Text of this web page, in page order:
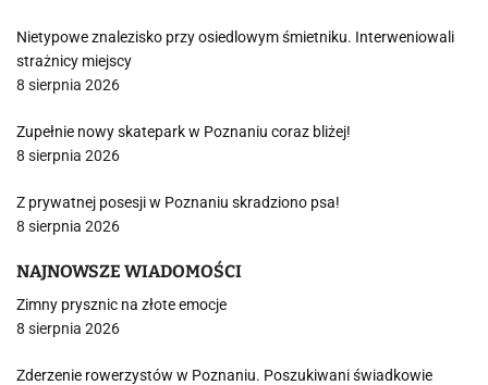
Nietypowe znalezisko przy osiedlowym śmietniku. Interweniowali
strażnicy miejscy
8 sierpnia 2026
Zupełnie nowy skatepark w Poznaniu coraz bliżej!
8 sierpnia 2026
Z prywatnej posesji w Poznaniu skradziono psa!
8 sierpnia 2026
NAJNOWSZE WIADOMOŚCI
Zimny prysznic na złote emocje
8 sierpnia 2026
Zderzenie rowerzystów w Poznaniu. Poszukiwani świadkowie